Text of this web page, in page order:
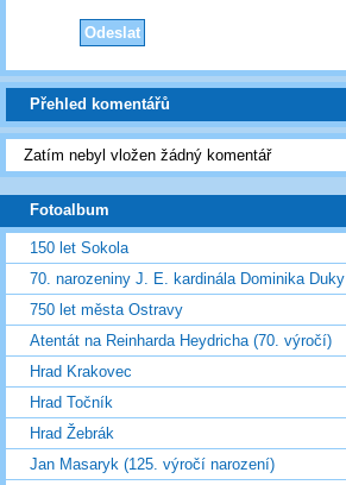
Přehled komentářů
Zatím nebyl vložen žádný komentář
Fotoalbum
150 let Sokola
70. narozeniny J. E. kardinála Dominika Duky
750 let města Ostravy
Atentát na Reinharda Heydricha (70. výročí)
Hrad Krakovec
Hrad Točník
Hrad Žebrák
Jan Masaryk (125. výročí narození)